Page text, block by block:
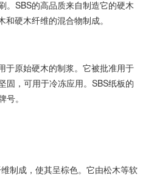
。SBS的高品质来自制造它的硬木
硬木纤维的混合物制成。
于原始硬木的制浆。它被批准用于
固，可用于冷冻应用。SBS纸板的
。
制成，使其呈棕色。它由松木等软